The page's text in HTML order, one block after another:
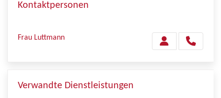
Kontaktpersonen
Frau Luttmann
Verwandte Dienstleistungen